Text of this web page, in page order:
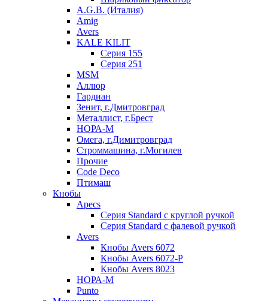
A.G.B. (Италия)
Amig
Avers
KALE KILIT
Серия 155
Серия 251
MSM
Аллюр
Гардиан
Зенит, г.Дмитровград
Металлист, г.Брест
НОРА-М
Омега, г.Димитровград
Строммашина, г.Могилев
Прочие
Code Deco
Птимаш
Кнобы
Apecs
Серия Standard с круглой ручкой
Серия Standard с фалевой ручкой
Avers
Кнобы Avers 6072
Кнобы Avers 6072-P
Кнобы Avers 8023
НОРА-М
Punto